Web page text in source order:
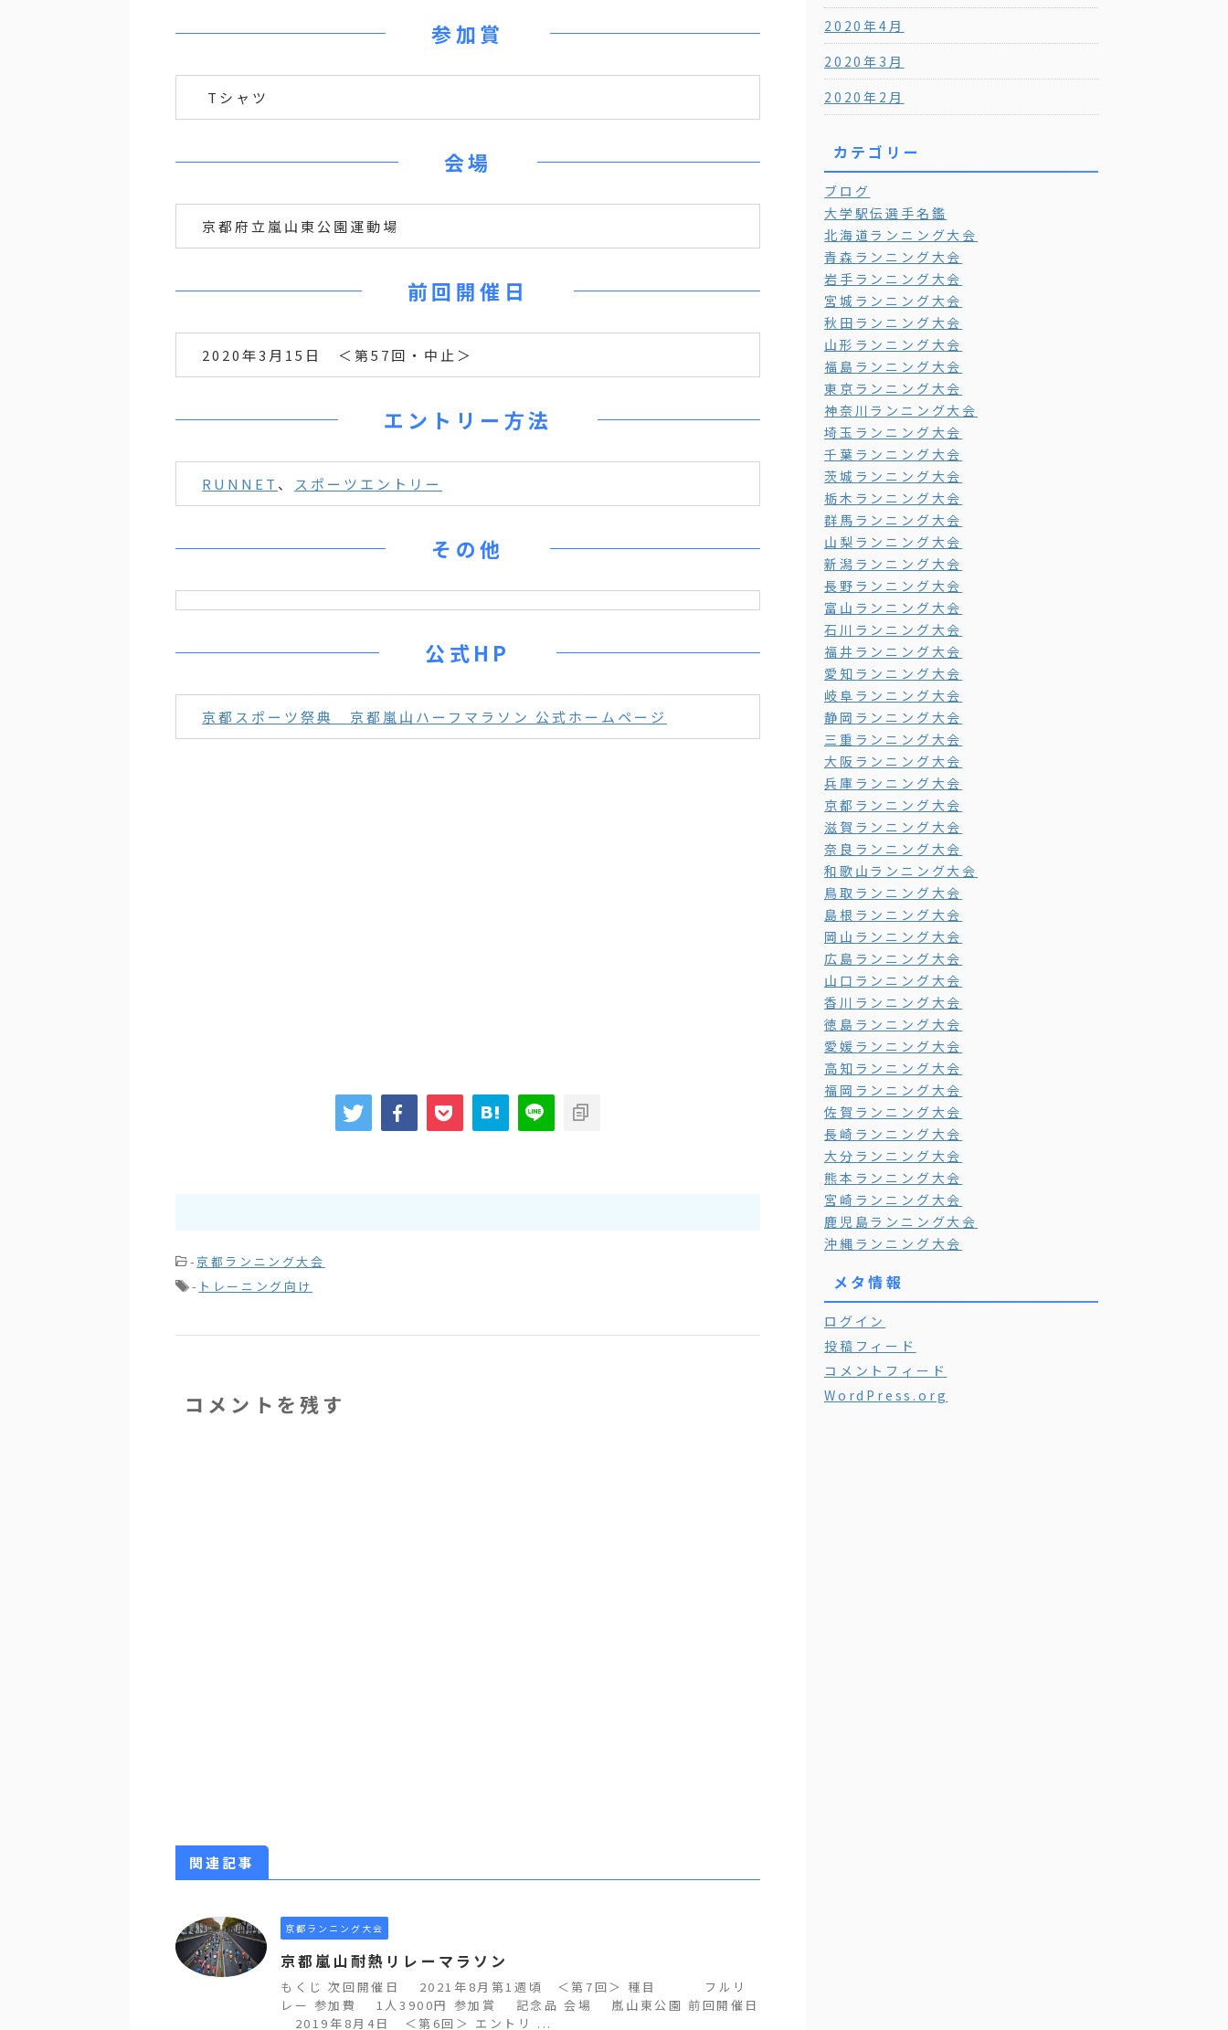
参加賞
Tシャツ
会場
京都府立嵐山東公園運動場
前回開催日
2020年3月15日 ＜第57回・中止＞
エントリー方法
RUNNET 、 スポーツエントリー
その他
公式HP
京都スポーツ祭典 京都嵐山ハーフマラソン 公式ホームページ
- 京都ランニング大会
- トレーニング向け
コメントを残す
関連記事
京都ランニング大会
京都嵐山耐熱リレーマラソン
もくじ 次回開催日 2021年8月第1週頃 ＜第7回＞ 種目 フルリ
レー 参加費 1人3900円 参加賞 記念品 会場 嵐山東公園 前回開催日
2019年8月4日 ＜第6回＞ エントリ ...
2020年4月
2020年3月
2020年2月
カテゴリー
ブログ
大学駅伝選手名鑑
北海道ランニング大会
青森ランニング大会
岩手ランニング大会
宮城ランニング大会
秋田ランニング大会
山形ランニング大会
福島ランニング大会
東京ランニング大会
神奈川ランニング大会
埼玉ランニング大会
千葉ランニング大会
茨城ランニング大会
栃木ランニング大会
群馬ランニング大会
山梨ランニング大会
新潟ランニング大会
長野ランニング大会
富山ランニング大会
石川ランニング大会
福井ランニング大会
愛知ランニング大会
岐阜ランニング大会
静岡ランニング大会
三重ランニング大会
大阪ランニング大会
兵庫ランニング大会
京都ランニング大会
滋賀ランニング大会
奈良ランニング大会
和歌山ランニング大会
鳥取ランニング大会
島根ランニング大会
岡山ランニング大会
広島ランニング大会
山口ランニング大会
香川ランニング大会
徳島ランニング大会
愛媛ランニング大会
高知ランニング大会
福岡ランニング大会
佐賀ランニング大会
長崎ランニング大会
大分ランニング大会
熊本ランニング大会
宮崎ランニング大会
鹿児島ランニング大会
沖縄ランニング大会
メタ情報
ログイン
投稿フィード
コメントフィード
WordPress.org